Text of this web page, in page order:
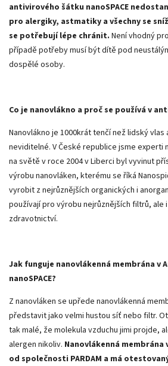
antivirového šátku nanoSPACE
pro alergiky, astmatiky a všechny se
se potřebují lépe chránit. Není vhodný
případě potřeby musí být dítě pod
dospělé osoby.
Co je nanovlákno a proč se používá v
Nanovlákno je 1000krát tenčí než lidský vlas
neviditelné. V České republice jsme experti
na světě v roce 2004 v Liberci byl vyvinut
výrobu nanovláken, kterému se říká
vyrobit z nejrůznějších organických i
používají pro výrobu nejrůznějších filtrů, ale
zdravotnictví.
Jak funguje nanovlákenná membrána v
nanoSPACE?
Z nanovláken se upřede nanovlákenná
představit jako velmi hustou síť nebo filtr.
tak malé, že molekula vzduchu jimi projde,
alergen nikoliv. Nanovlákenná
od společnosti PARDAM a má